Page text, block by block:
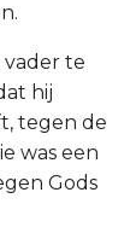
te
hij
tegen de
was een
Gods